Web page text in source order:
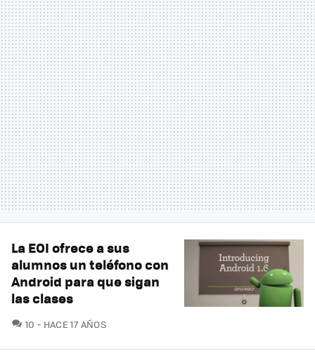
La EOI ofrece a sus
alumnos un teléfono con
Android para que sigan
las clases
10 COMENTARIOS
HACE 17 AÑOS